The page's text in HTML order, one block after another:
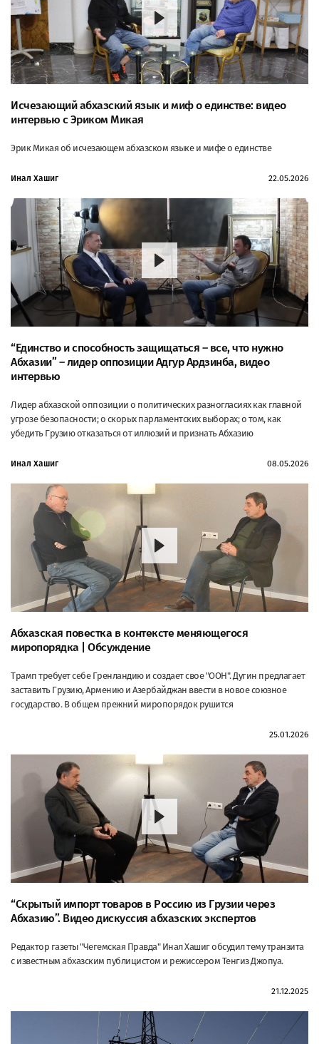
Исчезающий абхазский язык и миф о единстве: видео
интервью с Эриком Микая
Эрик Микая об исчезающем абхазском языке и мифе о единстве
Инал Хашиг 22.05.2026
“Единство и способность защищаться – все, что нужно
Абхазии” – лидер оппозиции Адгур Ардзинба, видео
интервью
Лидер абхазской оппозиции о политических разногласиях как главной
угрозе безопасности; о скорых парламентских выборах; о том, как
убедить Грузию отказаться от иллюзий и признать Абхазию
Инал Хашиг 08.05.2026
Абхазская повестка в контексте меняющегося
миропорядка | Обсуждение
Трамп требует себе Гренландию и создает свое "ООН". Дугин предлагает
заставить Грузию, Армению и Азербайджан ввести в новое союзное
государство. В общем прежний миропорядок рушится
25.01.2026
“Скрытый импорт товаров в Россию из Грузии через
Абхазию”. Видео дискуссия абхазских экспертов
Редактор газеты "Чегемская Правда" Инал Хашиг обсудил тему транзита
с известным абхазским публицистом и режиссером Тенгиз Джопуа.
21.12.2025